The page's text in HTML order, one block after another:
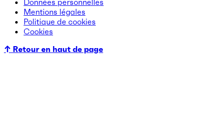
Données personnelles
Mentions légales
Politique de cookies
Cookies
↑ Retour en haut de page